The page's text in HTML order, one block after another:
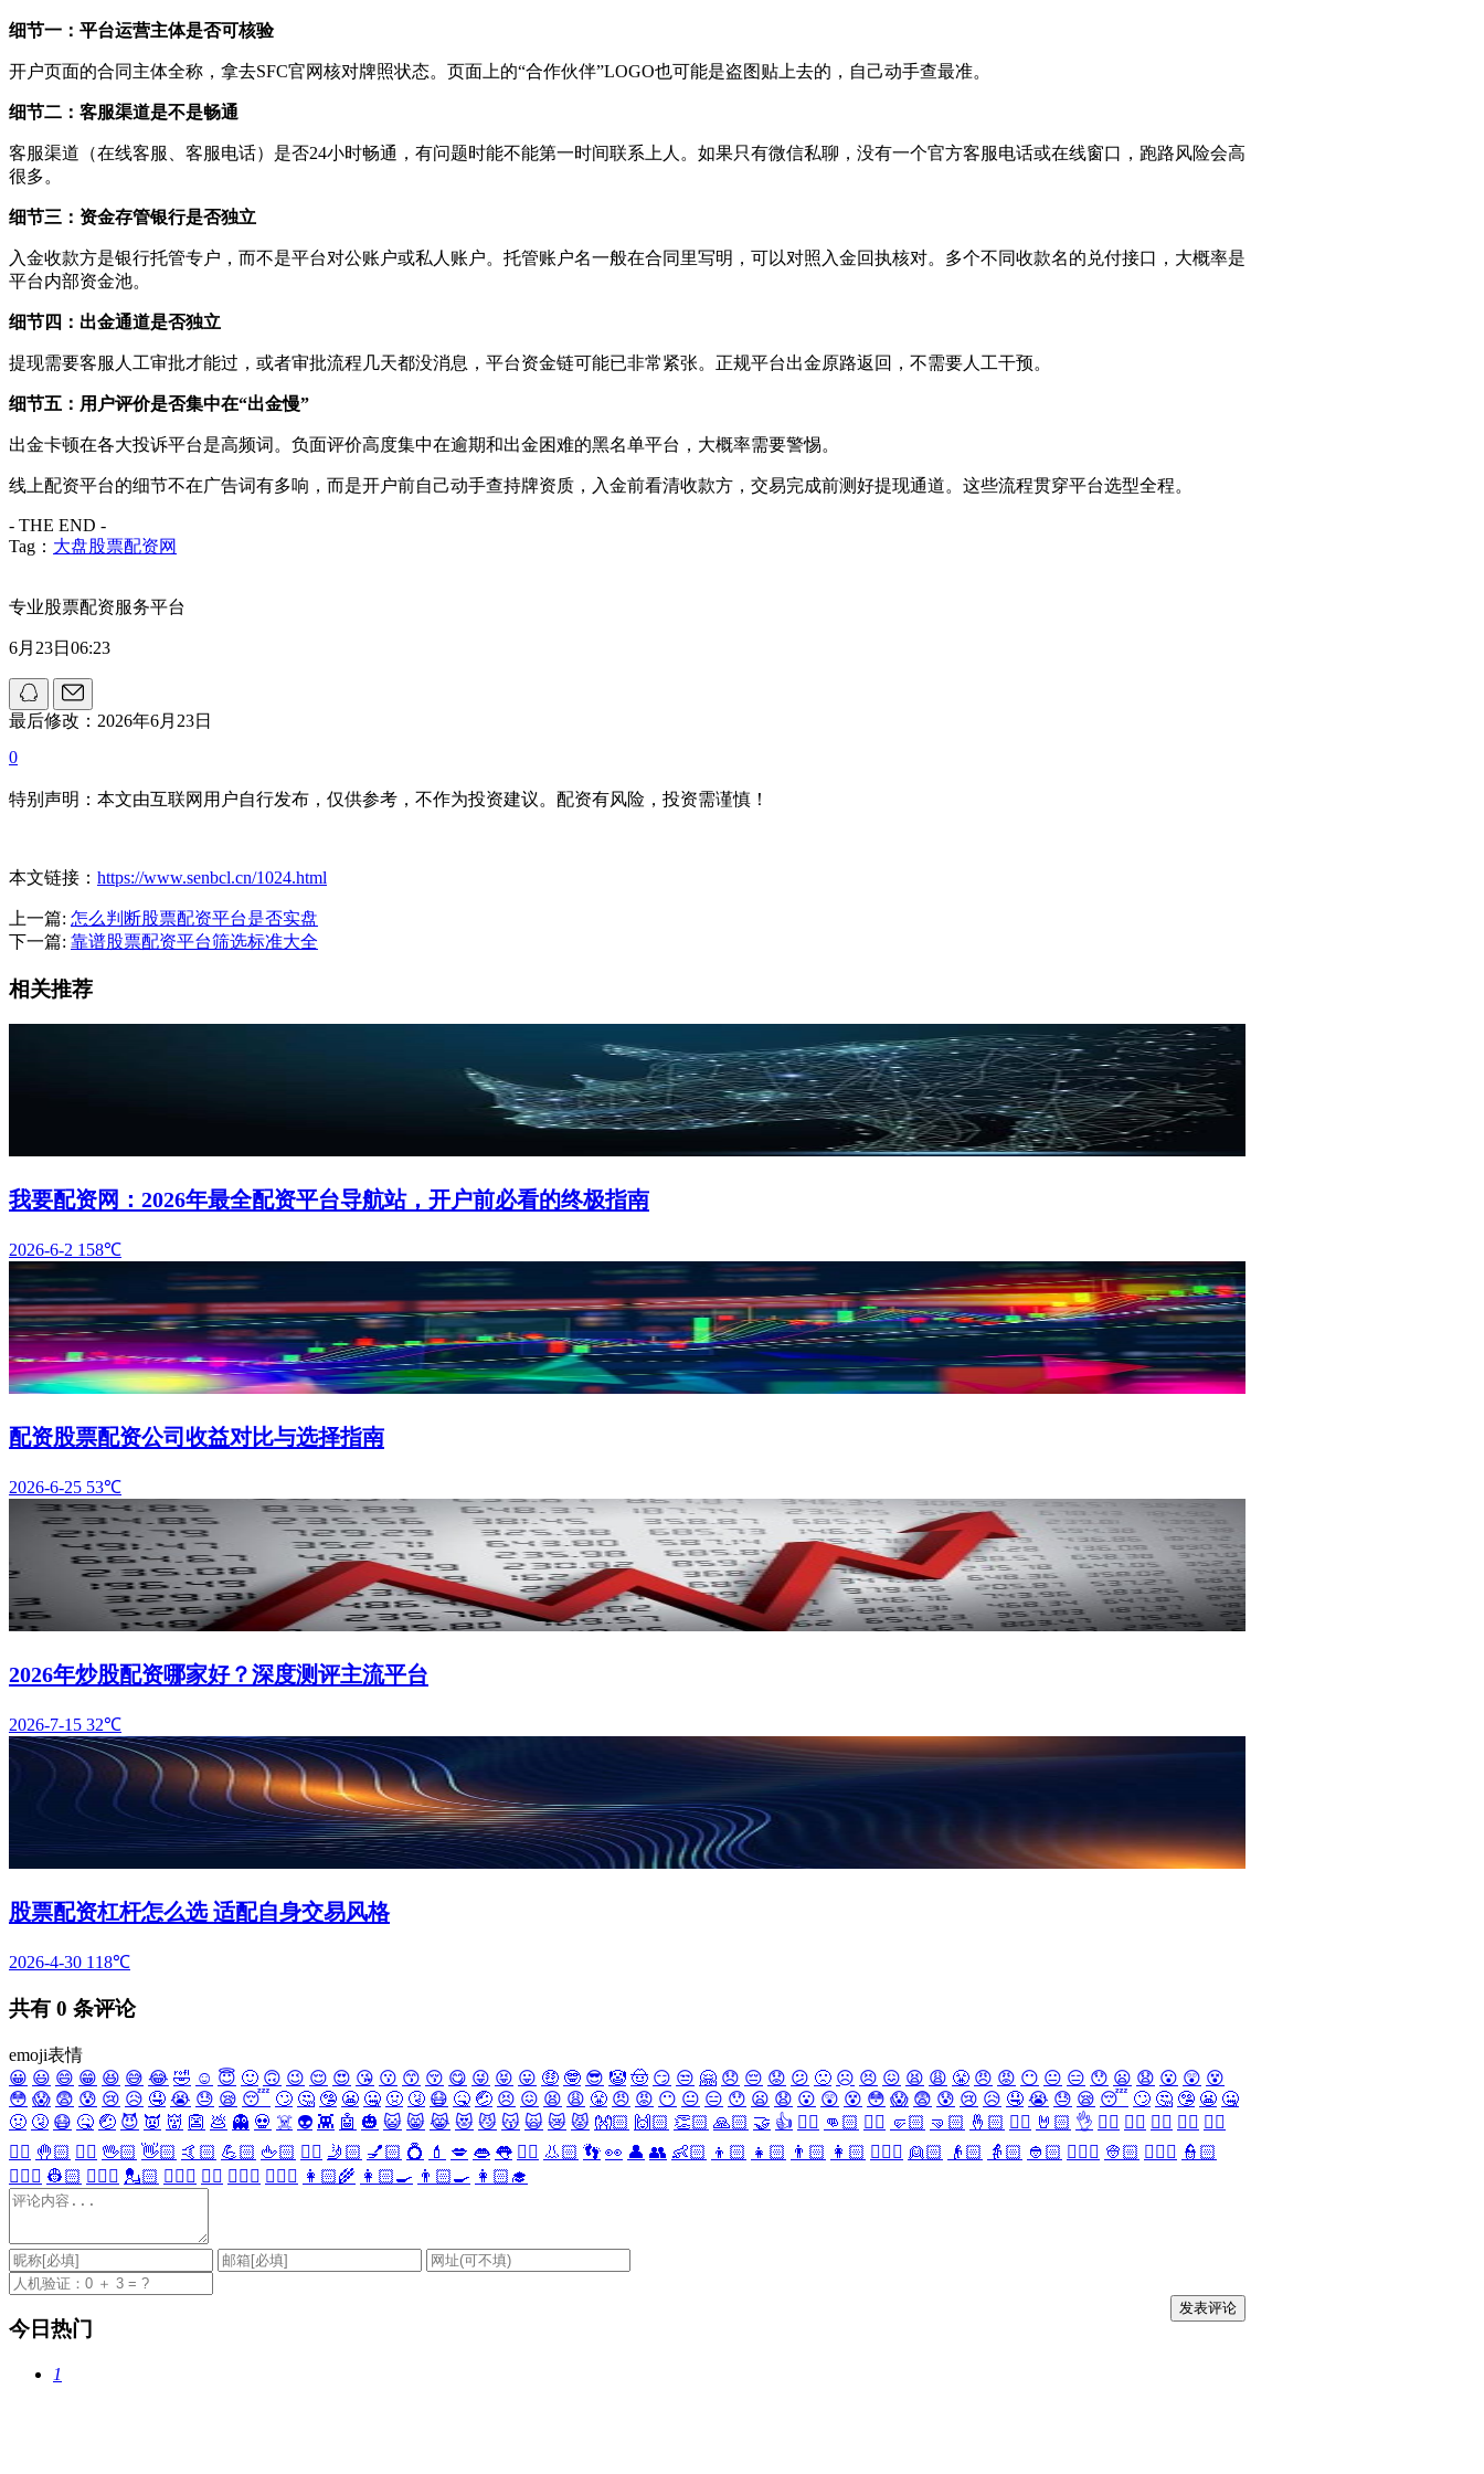
细节一：平台运营主体是否可核验
开户页面的合同主体全称，拿去SFC官网核对牌照状态。页面上的“合作伙伴”LOGO也可能是盗图贴上去的，自己动手查最准。
细节二：客服渠道是不是畅通
客服渠道（在线客服、客服电话）是否24小时畅通，有问题时能不能第一时间联系上人。如果只有微信私聊，没有一个官方客服电话或在线窗口，跑路风险会高
很多。
细节三：资金存管银行是否独立
入金收款方是银行托管专户，而不是平台对公账户或私人账户。托管账户名一般在合同里写明，可以对照入金回执核对。多个不同收款名的兑付接口，大概率是
平台内部资金池。
细节四：出金通道是否独立
提现需要客服人工审批才能过，或者审批流程几天都没消息，平台资金链可能已非常紧张。正规平台出金原路返回，不需要人工干预。
细节五：用户评价是否集中在“出金慢”
出金卡顿在各大投诉平台是高频词。负面评价高度集中在逾期和出金困难的黑名单平台，大概率需要警惕。
线上配资平台的细节不在广告词有多响，而是开户前自己动手查持牌资质，入金前看清收款方，交易完成前测好提现通道。这些流程贯穿平台选型全程。
- THE END -
Tag： 大盘股票配资网
专业股票配资服务平台
6月23日06:23
最后修改：2026年6月23日
0
特别声明：本文由互联网用户自行发布，仅供参考，不作为投资建议。配资有风险，投资需谨慎！
本文链接： https://www.senbcl.cn/1024.html
上一篇: 怎么判断股票配资平台是否实盘
下一篇: 靠谱股票配资平台筛选标准大全
相关推荐
我要配资网：2026年最全配资平台导航站，开户前必看的终极指南
2026-6-2 158℃
配资股票配资公司收益对比与选择指南
2026-6-25 53℃
2026年炒股配资哪家好？深度测评主流平台
2026-7-15 32℃
股票配资杠杆怎么选 适配自身交易风格
2026-4-30 118℃
共有 0 条评论
emoji表情
😀 😃 😄 😁 😆 😅 😂 🤣 ☺️ 😇 🙂 🙃 😉 😌 😍 😘 😗 😙 😚 😋 😜 😝 😛 🤑 🤓 😎 🤡 🤠 😏 😒 🤗 😞 😔 😟 😕 🙁 ☹️ 😣 😖 😫 😩 😤 😠 😡 😶 😐 😑 😯 😦 😧 😮 😲 😵
😳 😱 😨 😰 😢 😥 🤤 😭 😓 😪 😴 🙄 🤔 🤥 😬 🤐 🤢 🤧 😷 🤒 🤕 😣 😖 😫 😩 😤 😠 😡 😶 😐 😑 😯 😦 😧 😮 😲 😵 😳 😱 😨 😰 😢 😥 🤤 😭 😓 😪 😴 🙄 🤔 🤥 😬 🤐
🤢 🤧 😷 🤒 🤕 😈 👿 👹 👺 💩 👻 💀 ☠️ 👽 👾 🤖 🎃 😺 😸 😹 😻 😼 😽 🙀 😿 😾 👐🏻 🙌🏻 👏🏻 🙏🏻 🤝 👍 👎🏻 👊🏻 ✊🏻 🤛🏻 🤜🏻 🤞🏻 ✌🏻 🤘🏻 👌 👈🏻 👉🏻 👆🏻 👇🏻 ☝🏻
✋🏻 🤚🏻 🖐🏻 🖖🏻 👋🏻 🤙🏻 💪🏻 🖕🏻 ✍🏻 🤳🏻 💅🏻 💍 💄 💋 👄 👅 👂🏻 👃🏻 👣 👀 👤 👥 👶🏻 👦🏻 👧🏻 👨🏻 👩🏻 👱🏻‍♀️ 👱🏻 👴🏻 👵🏻 👲🏻 👳🏻‍♀️ 👳🏻 👮🏻‍♀️ 👮🏻
👷🏻‍♀️ 👷🏻 💂🏻‍♀️ 💂🏻 🕵🏻‍♀️ 🕵🏻 👩🏻‍⚕️ 👨🏻‍⚕️ 👩🏻‍🌾 👩🏻‍🍳 👨🏻‍🍳 👩🏻‍🎓
今日热门
1